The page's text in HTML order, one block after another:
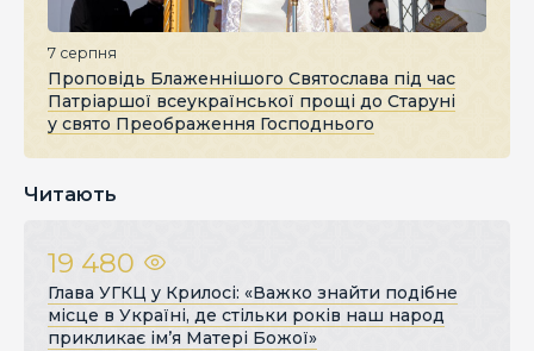
7 серпня
Проповідь Блаженнішого Святослава під час
Патріаршої всеукраїнської прощі до Старуні
у свято Преображення Господнього
Читають
19 480
Глава УГКЦ у Крилосі: «Важко знайти подібне
місце в Україні, де стільки років наш народ
прикликає ім’я Матері Божої»